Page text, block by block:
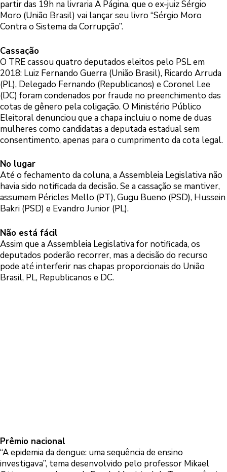
partir das 19h na livraria A Página, que o ex-juiz Sérgio
Moro (União Brasil) vai lançar seu livro “Sérgio Moro
Contra o Sistema da Corrupção”.
Cassação
O TRE cassou quatro deputados eleitos pelo PSL em
2018: Luiz Fernando Guerra (União Brasil), Ricardo Arruda
(PL), Delegado Fernando (Republicanos) e Coronel Lee
(DC) foram condenados por fraude no preenchimento das
cotas de gênero pela coligação. O Ministério Público
Eleitoral denunciou que a chapa incluiu o nome de duas
mulheres como candidatas a deputada estadual sem
consentimento, apenas para o cumprimento da cota legal.
No lugar
Até o fechamento da coluna, a Assembleia Legislativa não
havia sido notificada da decisão. Se a cassação se mantiver,
assumem Péricles Mello (PT), Gugu Bueno (PSD), Hussein
Bakri (PSD) e Evandro Junior (PL).
Não está fácil
Assim que a Assembleia Legislativa for notificada, os
deputados poderão recorrer, mas a decisão do recurso
pode até interferir nas chapas proporcionais do União
Brasil, PL, Republicanos e DC.
Prêmio nacional
“A epidemia da dengue: uma sequência de ensino
investigava”, tema desenvolvido pelo professor Mikael